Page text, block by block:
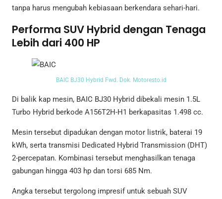
tanpa harus mengubah kebiasaan berkendara sehari-hari.
Performa SUV Hybrid dengan Tenaga
Lebih dari 400 HP
BAIC BJ30 Hybrid Fwd. Dok. Motoresto.id
Di balik kap mesin, BAIC BJ30 Hybrid dibekali mesin 1.5L
Turbo Hybrid berkode A156T2H-H1 berkapasitas 1.498 cc.
Mesin tersebut dipadukan dengan motor listrik, baterai 19
kWh, serta transmisi Dedicated Hybrid Transmission (DHT)
2-percepatan. Kombinasi tersebut menghasilkan tenaga
gabungan hingga 403 hp dan torsi 685 Nm.
Angka tersebut tergolong impresif untuk sebuah SUV